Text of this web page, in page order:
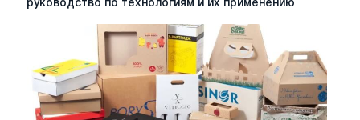
руководство
по
технологиям
руководство по технологиям и их применению